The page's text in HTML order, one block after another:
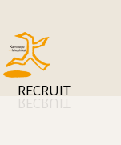
RECRUIT
RECRUIT